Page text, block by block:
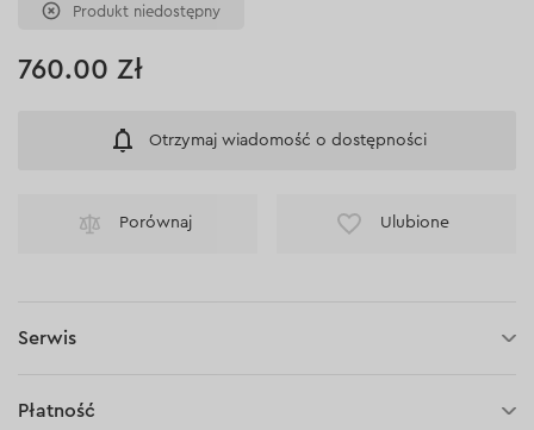
Produkt niedostępny
760.00 Zł
Otrzymaj wiadomość o dostępności
Porównaj Ulubione
Serwis
Płatność